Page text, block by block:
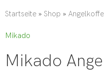
Startseite » Shop »
Mikado
Mikado